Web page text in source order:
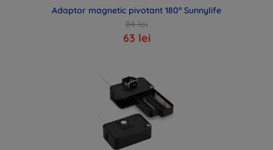
Adaptor magnetic pivotant 180° Sunnylife
84 lei
63 lei